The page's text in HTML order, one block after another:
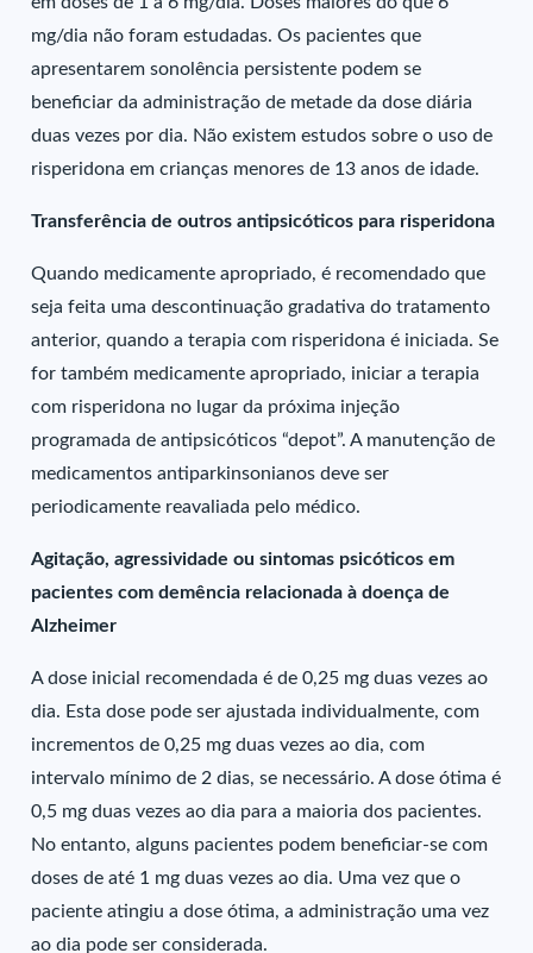
mg/dia não foram estudadas. Os pacientes que
apresentarem sonolência persistente podem se
beneficiar da administração de metade da dose diária
duas vezes por dia. Não existem estudos sobre o uso de
risperidona em crianças menores de 13 anos de idade.
Transferência de outros antipsicóticos para risperidona
Quando medicamente apropriado, é recomendado que
seja feita uma descontinuação gradativa do tratamento
anterior, quando a terapia com risperidona é iniciada. Se
for também medicamente apropriado, iniciar a terapia
com risperidona no lugar da próxima injeção
programada de antipsicóticos “depot”. A manutenção de
medicamentos antiparkinsonianos deve ser
periodicamente reavaliada pelo médico.
Agitação, agressividade ou sintomas psicóticos em
pacientes com demência relacionada à doença de
Alzheimer
A dose inicial recomendada é de 0,25 mg duas vezes ao
dia. Esta dose pode ser ajustada individualmente, com
incrementos de 0,25 mg duas vezes ao dia, com
intervalo mínimo de 2 dias, se necessário. A dose ótima é
0,5 mg duas vezes ao dia para a maioria dos pacientes.
No entanto, alguns pacientes podem beneficiar-se com
doses de até 1 mg duas vezes ao dia. Uma vez que o
paciente atingiu a dose ótima, a administração uma vez
ao dia pode ser considerada.